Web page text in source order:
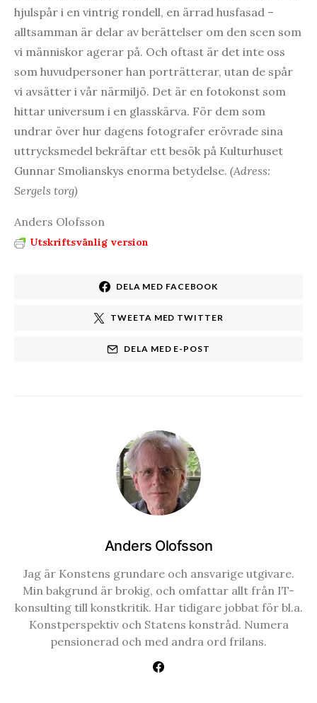
hjulspår i en vintrig rondell, en ärrad husfasad –
alltsamman är delar av berättelser om den scen som
vi människor agerar på. Och oftast är det inte oss
som huvudpersoner han porträtterar, utan de spår
vi avsätter i vår närmiljö. Det är en fotokonst som
hittar universum i en glasskärva. För dem som
undrar över hur dagens fotografer erövrade sina
uttrycksmedel bekräftar ett besök på Kulturhuset
Gunnar Smolianskys enorma betydelse. (Adress:
Sergels torg)
Anders Olofsson
Utskriftsvänlig version
DELA MED FACEBOOK
TWEETA MED TWITTER
DELA MED E-POST
Anders Olofsson
Jag är Konstens grundare och ansvarige utgivare.
Min bakgrund är brokig, och omfattar allt från IT-
konsulting till konstkritik. Har tidigare jobbat för bl.a.
Konstperspektiv och Statens konstråd. Numera
pensionerad och med andra ord frilans.